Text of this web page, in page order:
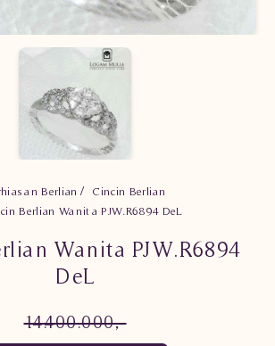
Berlian
Cincin Berlian
Berlian Wanita PJW.R6894 DeL
Wanita PJW.R6894
DeL
14.400.000,-